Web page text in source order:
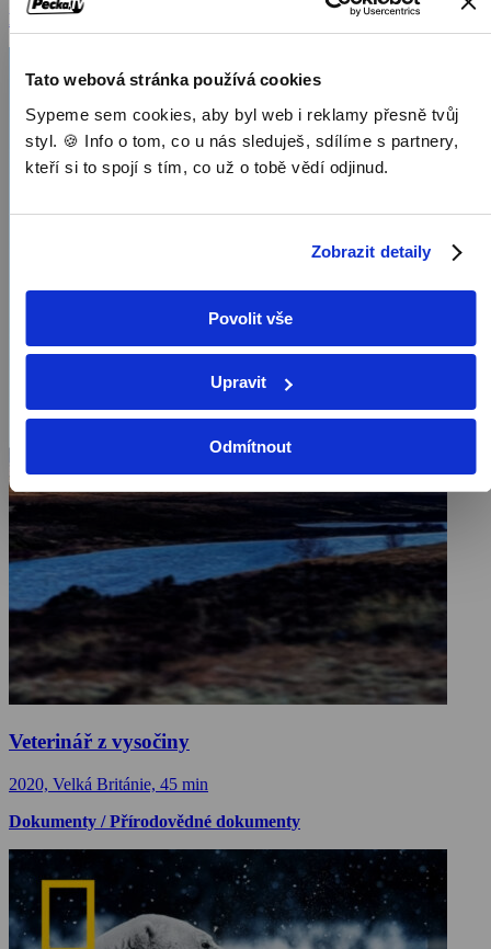
Tato webová stránka používá cookies
Sypeme sem cookies, aby byl web i reklamy přesně tvůj
styl. 🍪 Info o tom, co u nás sleduješ, sdílíme s partnery,
kteří si to spojí s tím, co už o tobě vědí odjinud.
Zobrazit detaily
Povolit vše
Upravit
Odmítnout
Dokumenty / Přírodovědné dokumenty
Veterinář z vysočiny
2020, Velká Británie, 45 min
Dokumenty / Přírodovědné dokumenty